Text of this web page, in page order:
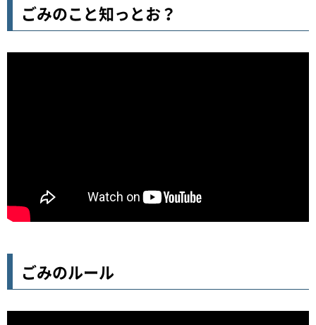
ごみのこと知っとお？
ごみのルール